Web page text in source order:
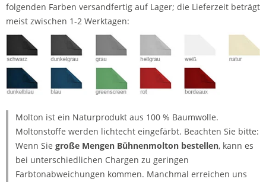
folgenden Farben versandfertig auf Lager; die Lieferzeit beträgt
meist zwischen 1-2 Werktagen:
Molton ist ein Naturprodukt aus 100 % Baumwolle.
Moltonstoffe werden lichtecht eingefärbt. Beachten Sie bitte:
Wenn Sie große Mengen Bühnenmolton bestellen, kann es
bei unterschiedlichen Chargen zu geringen
Farbtonabweichungen kommen. Manchmal erreichen uns